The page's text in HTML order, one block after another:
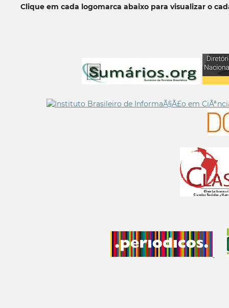
Clique em cada logomarca abaixo para visualizar o